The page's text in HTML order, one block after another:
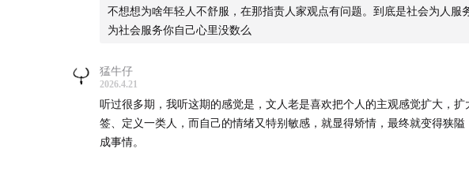
量知识分子脱离普通人经验，用抽象理论做判断
3. 对平台同质化的批评有道理 — 小宇宙的语言同质化问题客观存在
问题
1. 标签化严重，自己犯了自己批评的错误
• 批评别人用"基本盘""盘盘"贬低人，自己却用"小可爱用户""黄皮MAGA""
党"来标签化整个平台用户。评论区有人精准指出了这个问题："不应该在国
不想想为啥年轻人不舒服，在那指责人家观点有问题。到底是社会为人服
为社会服务你自己心里没数么
猛牛仔
2026.4.21
听过很多期，我听这期的感觉是，文人老是喜欢把个人的主观感觉扩大，扩
签、定义一类人，而自己的情绪又特别敏感，就显得矫情，最终就变得狭隘
成事情。